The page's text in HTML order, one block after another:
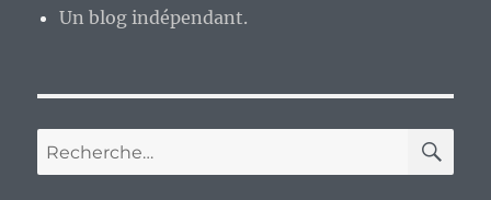
Un blog indépendant.
Recherche
pour :